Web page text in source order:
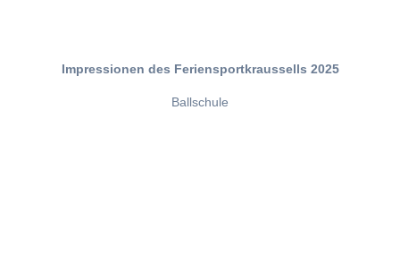
Impressionen des Feriensportkraussells 2025
Ballschule